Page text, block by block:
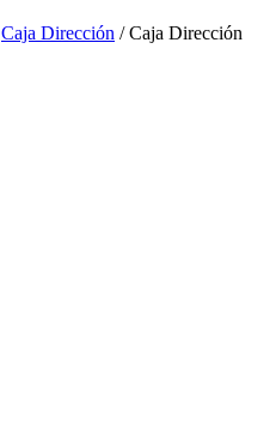
Caja Dirección /Caja Dirección